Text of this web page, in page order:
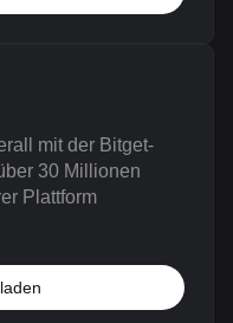
mit der Bitget-
30 Millionen
Plattform